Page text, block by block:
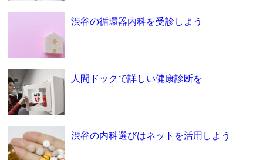
渋谷の循環器内科を受診しよう
人間ドックで詳しい健康診断を
渋谷の内科選びはネットを活用しよう